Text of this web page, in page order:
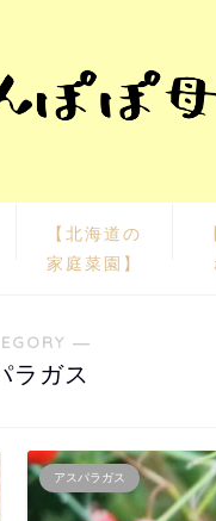
【北海道の
家庭菜園】
―
ラガス
アスパラガス